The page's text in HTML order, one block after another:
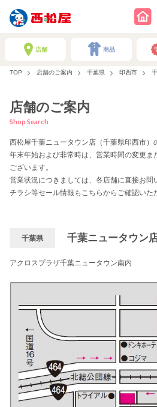
店舗 商品
TOP 店舗のご案内 千葉県 印西市
店舗のご案内
Shop Search
西松屋千葉ニュータウン店（千葉県印西市）
年末年始および非常時は、営業時間の変更ま
ございます。
営業状況につきましては、各店舗に直接お問
チラシ等セール情報もこちらからご確認いた
千葉県 千葉ニュータウン
アクロスプラザ千葉ニュータウン南内